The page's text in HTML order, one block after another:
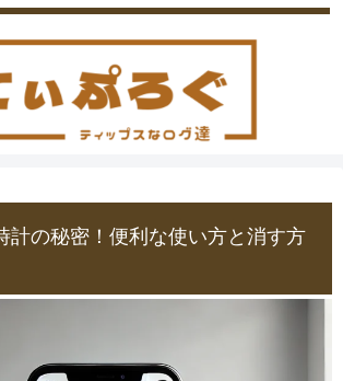
計の秘密！便利な使い方と消す方